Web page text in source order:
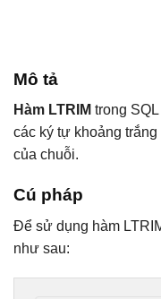
Mô tả
Hàm LTRIM trong
các ký tự khoảng
của chuỗi.
Cú pháp
Để sử dụng hàm
như sau: